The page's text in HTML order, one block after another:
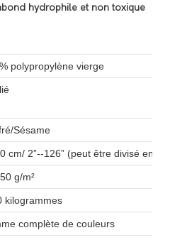
hydrophile et non toxique
polypropylène vierge
Sésame
cm/ 2”--126” (peut être divisé en
g/m²
kilogrammes
complète de couleurs